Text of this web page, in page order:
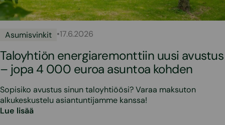
Asumisvinkit •17.6.2026
Taloyhtiön energiaremonttiin uusi avustus
– jopa 4 000 euroa asuntoa kohden
Sopisiko avustus sinun taloyhtiöösi? Varaa maksuton
alkukeskustelu asiantuntijamme kanssa!
Lue lisää